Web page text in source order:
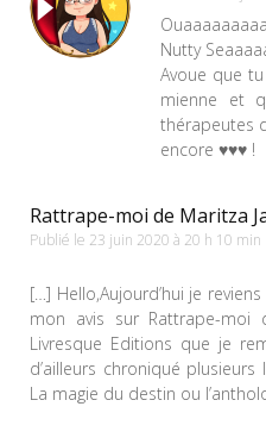
Nutty
Avoue que
mienne et
thérapeutes
encore ♥♥♥ !
Rattrape-moi de Maritza
Publié le 23 juin 2020 à 20 h 10 min
[…] Hello,Aujourd’hui je
mon avis sur Rattrape-moi
Livresque Editions que je
d’ailleurs chroniqué
La magie du destin ou